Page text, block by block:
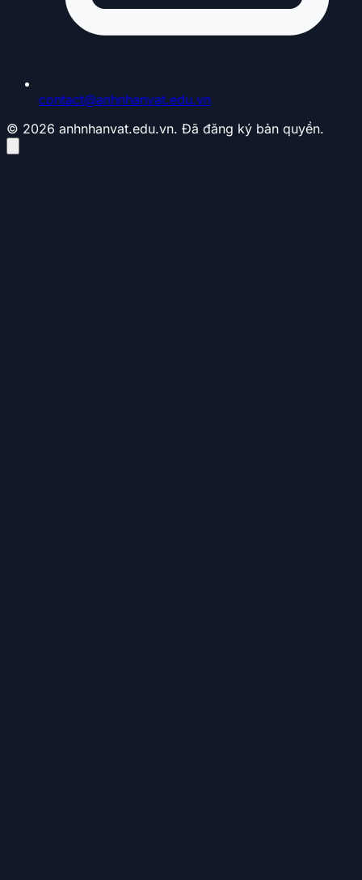
contact@anhnhanvat.edu.vn
© 2026 anhnhanvat.edu.vn. Đã đăng ký bản quyền.